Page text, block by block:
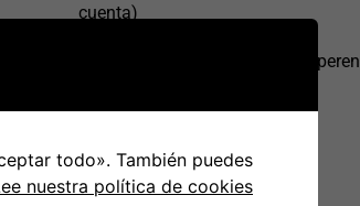
cuenta)
en pedidos que superen
todo». También puedes
nuestra política de cookies